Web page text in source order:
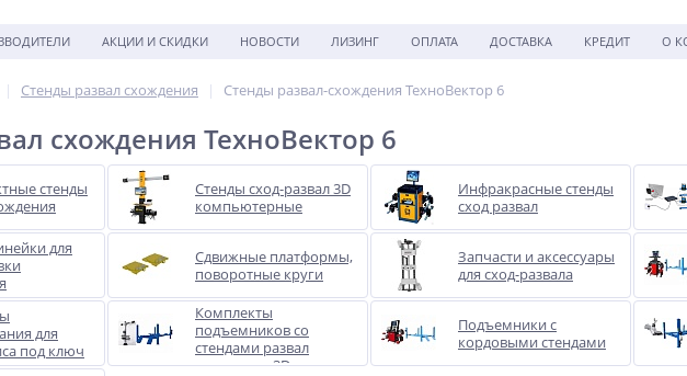
АКЦИИ И СКИДКИ НОВОСТИ ЛИЗИНГ ОПЛАТА ДОСТАВКА КРЕДИТ О
Стенды развал схождения Стенды развал-схождения ТехноВектор 6
схождения ТехноВектор 6
стенды
Стенды сход-развал 3D
компьютерные
Инфракрасные стенды
сход развал
для
Сдвижные платформы,
поворотные круги
Запчасти и аксессуары
для сход-развала
для
под ключ
Комплекты
подъемников со
стендами развал
схождения 3D
Подъемники с
кордовыми стендами